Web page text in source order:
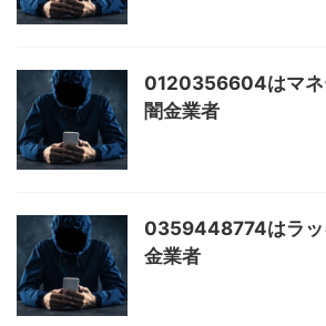
0120356604はマネ
闇金業者
0359448774はラッ
金業者